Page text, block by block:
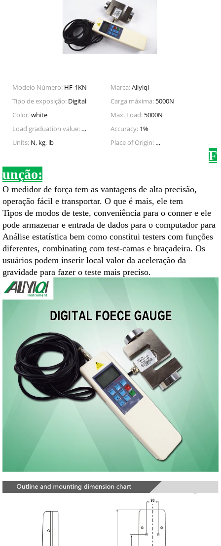
Modelo Número: HF-1KN Marca:Aliyiqi
Tipo de exposição: Digital Carga máxima: 5000N
Color:white Max. Load: 5000N
Load graduation value:
1N,0.1kg,0.1LbAccuracy: 1%
Units: N, kg, lb Place of Origin:
Zhejiang, China
F
unção:
O medidor de força tem as vantagens de alta precisão,
operação fácil e transportar. O que é mais, ele tem
Tipos de modos de teste, conveniência para o conner e ele
pode armazenar e entrada de dados para o computador para
Análise estatística bem como constitui testers com funções
diferentes, combinating com test-camas e braçadeira. Os
usuários podem inserir local valor da aceleração da
gravidade para fazer o teste mais preciso.